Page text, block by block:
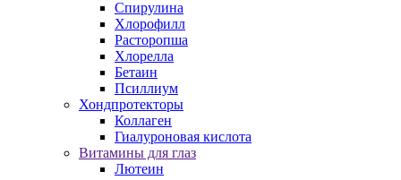
Спирулина
Хлорофилл
Расторопша
Хлорелла
Бетаин
Псиллиум
Хондпротекторы
Коллаген
Гиалуроновая кислота
Витамины для глаз
Лютеин